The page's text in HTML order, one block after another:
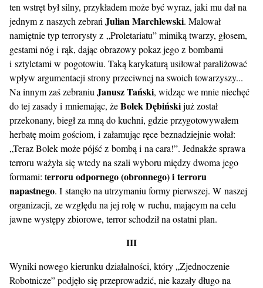
ten wstręt był silny, przykładem może być wyraz, jaki mu dał na
jednym z naszych zebrań Julian Marchlewski. Malował
namiętnie typ terrorysty z „Proletariatu” mimiką twarzy, głosem,
gestami nóg i rąk, dając obrazowy pokaz jego z bombami
i sztyletami w pogotowiu. Taką karykaturą usiłował paraliżować
wpływ argumentacji strony przeciwnej na swoich towarzyszy...
Na innym zaś zebraniu Janusz Tański, widząc we mnie niechęć
do tej zasady i mniemając, żeBolek Dębińskijuż został
przekonany, biegł za mną do kuchni, gdzie przygotowywałem
herbatę moim gościom, i załamując ręce beznadziejnie wołał:
„Teraz Bolek może pójść z bombą i na cara!”. Jednakże sprawa
terroru ważyła się wtedy na szali wyboru między dwoma jego
formami: terroru odpornego (obronnego) i terroru
napastnego. I stanęło na utrzymaniu formy pierwszej. W naszej
organizacji, ze względu na jej rolę w ruchu, mającym na celu
jawne występy zbiorowe, terror schodził na ostatni plan.
III
Wyniki nowego kierunku działalności, który „Zjednoczenie
Robotnicze” podjęło się przeprowadzić, nie kazały długo na